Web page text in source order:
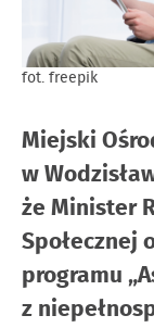
fot. freepik
Miejski
w
że Minister
Społecznej
programu
z